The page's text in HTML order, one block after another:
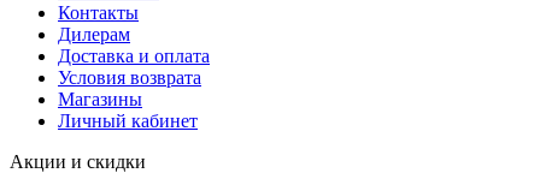
Контакты
Дилерам
Доставка и оплата
Условия возврата
Магазины
Личный кабинет
Акции и скидки